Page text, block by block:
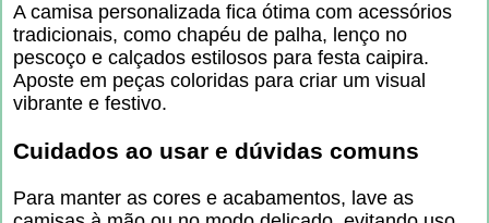
A camisa personalizada fica ótima com acessórios
tradicionais, como chapéu de palha, lenço no
pescoço e calçados estilosos para festa caipira.
Aposte em peças coloridas para criar um visual
vibrante e festivo.
Cuidados ao usar e dúvidas comuns
Para manter as cores e acabamentos, lave as